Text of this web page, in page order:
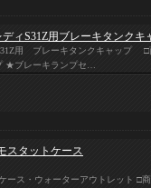
ディS31Z用ブレーキタンク
S31Z用 ブレーキタンクキャッ
★ブレーキランプセ…
タットケース
ース・ウォーターアウトレット